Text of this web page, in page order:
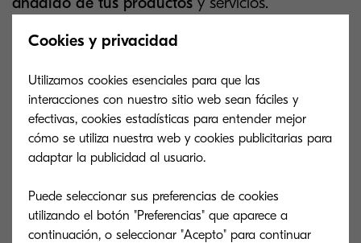
Responsabilidad Social Corporativa
En el siglo XXI, ningún negocio puede vivir ajeno
a lalucha contra el cambio climático y el
cuidado del medioambiente. Los planes de
papel, tinta y recursos, lo que indudablemente
redundará positivamente en la naturaleza.
Cookies y privacidad
Utilizamos cookies esenciales para que las
interacciones con nuestro sitio web sean fáciles y
efectivas, cookies estadísticas para entender mejor
cómo se utiliza nuestra web y cookies publicitarias para
adaptar la publicidad al usuario.
Puede seleccionar sus preferencias de cookies
utilizando el botón "Preferencias" que aparece a
continuación, o seleccionar "Acepto" para continuar